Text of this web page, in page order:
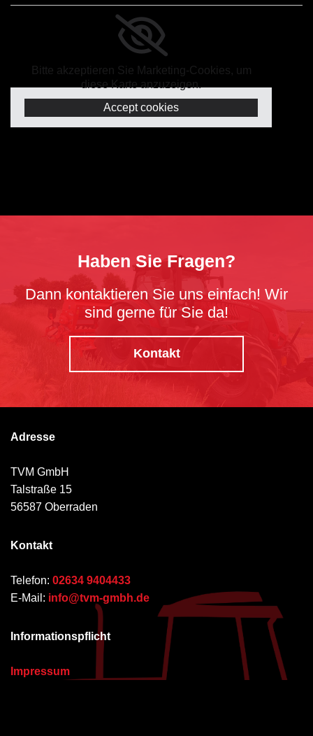
Bitte akzeptieren Sie Marketing-Cookies, um
diese Karte anzuzeigen.
Accept cookies
Haben Sie Fragen?
Dann kontaktieren Sie uns einfach! Wir
sind gerne für Sie da!
Kontakt
Adresse
TVM GmbH
Talstraße 15
56587 Oberraden
Kontakt
Telefon: 02634 9404433
E-Mail: info@tvm-gmbh.de
Informationspflicht
Impressum